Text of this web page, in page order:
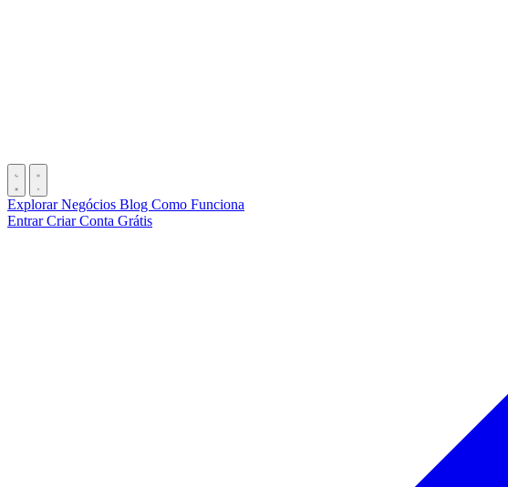
Explorar Negócios Blog Como Funciona
EntrarCriar Conta Grátis